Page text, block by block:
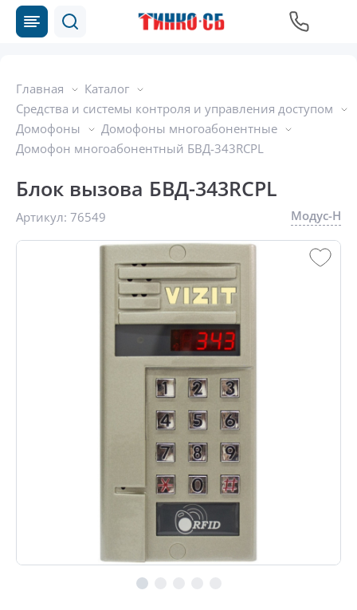
Главная
Каталог
Средства и системы контроля и управления доступом
Домофоны
Домофоны многоабонентные
Домофон многоабонентный БВД-343RCPL
Блок вызова БВД-343RCPL
Артикул: 76549 Модус-Н